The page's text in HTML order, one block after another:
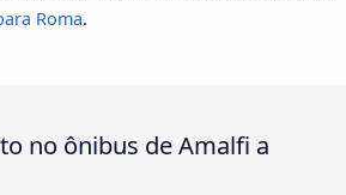
Roma.
no ônibus de Amalfi a